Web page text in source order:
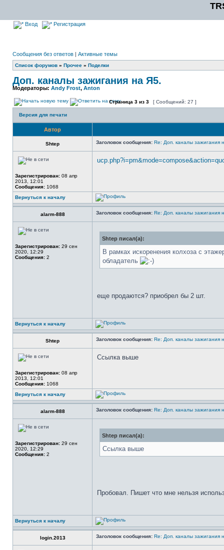
Вход Регистрация
Сообщения без ответов | Активные темы
Список форумов » Прочее » Поделки
Доп. каналы зажигания на Я5.
Модераторы: Andy Frost, Anton
Страница 3 из 3 [ Сообщений: 27 ]
Версия для печати
Автор
Shtep Заголовок сообщения: Re: Доп. каналы зажигания
Зарегистрирован: 08 апр
2013, 12:01
Сообщения: 1068
Вернуться к началу
alarm-888 Заголовок сообщения: Re: Доп. каналы зажигания
Зарегистрирован: 29 сен
2020, 12:29
Сообщения: 2
Shtep писал(а):
В рамках искоренения колхоза с
обладатель
еще продаются? приобрел бы 2 шт.
Вернуться к началу
Shtep Заголовок сообщения: Re: Доп. каналы зажигания
Зарегистрирован: 08 апр
2013, 12:01
Сообщения: 1068
Ссылка выше
Вернуться к началу
alarm-888 Заголовок сообщения: Re: Доп. каналы зажигания
Зарегистрирован: 29 сен
2020, 12:29
Сообщения: 2
Shtep писал(а):
Ссылка выше
Пробовал. Пишет что мне нельзя
Вернуться к началу
login.2013 Заголовок сообщения: Re: Доп. каналы зажигания